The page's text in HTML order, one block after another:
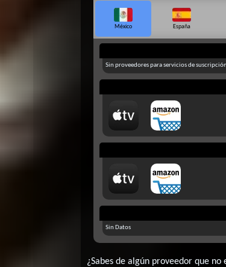
México España
Sin proveedores para servicios de
Sin Datos
¿Sabes de algún proveedor que